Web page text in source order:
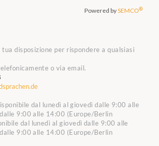
disposizione per rispondere a qualsiasi
o via email.
dal lunedì al giovedì dalle 9:00 alle
9:00 alle 14:00 (Europe/Berlin
dal lunedì al giovedì dalle 9:00 alle
9:00 alle 14:00 (Europe/Berlin